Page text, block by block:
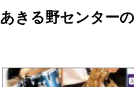
あきる野センター